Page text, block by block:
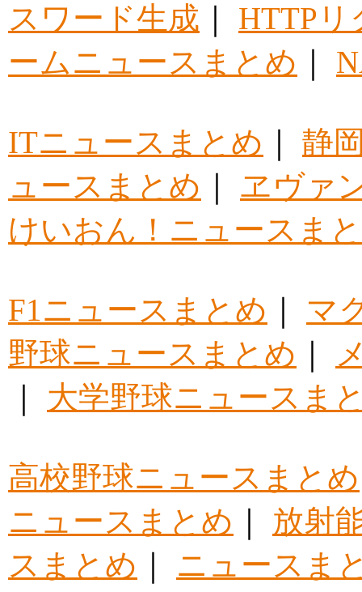
スワード生成
HTTP
ームニュースまとめ
ITニュースまとめ
静
ュースまとめ
ヱヴァ
けいおん！ニュースま
F1ニュースまとめ
マ
野球ニュースまとめ
大学野球ニュースま
高校野球ニュースまとめ
ニュースまとめ
放射
スまとめ
ニュースま